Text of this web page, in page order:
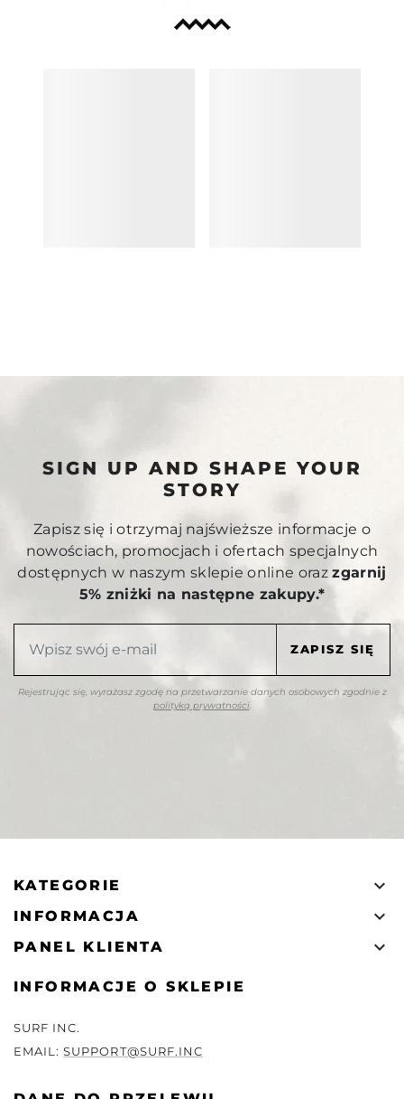
SIGN UP AND SHAPE YOUR
STORY
Zapisz się i otrzymaj najświeższe informacje o
nowościach, promocjach i ofertach specjalnych
dostępnych w naszym sklepie online orazzgarnij
5% zniżki na następne zakupy.*
Rejestrując się, wyrażasz zgodę na przetwarzanie danych osobowych zgodnie z
polityką prywatności.
KATEGORIE 
INFORMACJA 
PANEL KLIENTA 
INFORMACJE O SKLEPIE
SURF INC.
EMAIL:SUPPORT@SURF.INC